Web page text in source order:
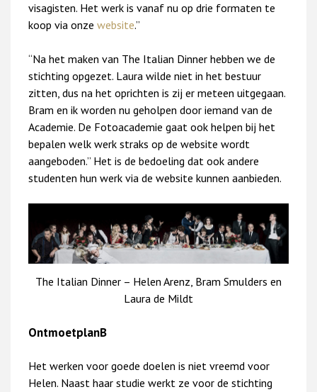
visagisten. Het werk is vanaf nu op drie formaten te
koop via onze website.”
“Na het maken van The Italian Dinner hebben we de
stichting opgezet. Laura wilde niet in het bestuur
zitten, dus na het oprichten is zij er meteen uitgegaan.
Bram en ik worden nu geholpen door iemand van de
Academie. De Fotoacademie gaat ook helpen bij het
bepalen welk werk straks op de website wordt
aangeboden.” Het is de bedoeling dat ook andere
studenten hun werk via de website kunnen aanbieden.
The Italian Dinner – Helen Arenz, Bram Smulders en
Laura de Mildt
OntmoetplanB
Het werken voor goede doelen is niet vreemd voor
Helen. Naast haar studie werkt ze voor de stichting